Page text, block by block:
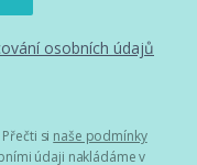
osobních údajů
si naše podmínky
údaji nakládáme v